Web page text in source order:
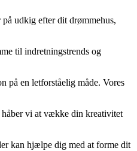
udkig efter dit drømmehus,
til indretningstrends og
på en letforståelig måde. Vores
vi at vække din kreativitet
kan hjælpe dig med at forme dit